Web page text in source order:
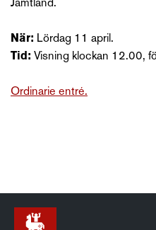
Jämtland.
När: Lördag 11 april.
Tid: Visning klockan 12.00,
Ordinarie entré.